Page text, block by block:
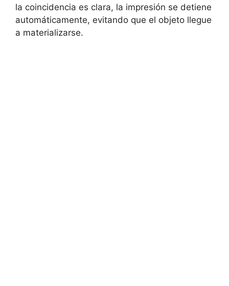
la coincidencia es clara, la impresión se detiene
automáticamente, evitando que el objeto llegue
a materializarse.